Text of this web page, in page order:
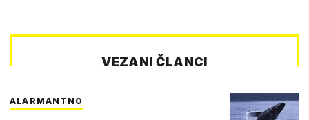
VEZANI ČLANCI
ALARMANTNO